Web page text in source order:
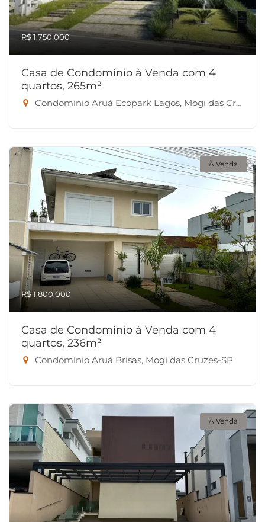
R$ 1.750.000
Casa de Condomínio à Venda com 4
quartos, 265m²
Condominio Aruã Ecopark Lagos, Mogi das Cruzes-SP
À Venda
R$ 1.800.000
Casa de Condomínio à Venda com 4
quartos, 236m²
Condomínio Aruã Brisas, Mogi das Cruzes-SP
À Venda